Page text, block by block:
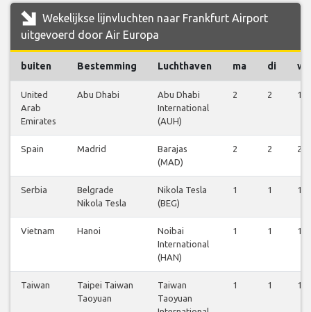
Wekelijkse lijnvluchten naar Frankfurt Airport
uitgevoerd door Air Europa
buiten Bestemming Luchthaven ma di wo
United
Arab
Emirates
Abu Dhabi
Abu Dhabi
International
(AUH)
2 2 1
Spain Madrid
Barajas
(MAD)
2 2 2
Serbia
Belgrade
Nikola Tesla
Nikola Tesla
(BEG)
1 1 1
Vietnam Hanoi
Noibai
International
(HAN)
1 1 1
Taiwan
Taipei Taiwan
Taoyuan
Taiwan
Taoyuan
1 1 1